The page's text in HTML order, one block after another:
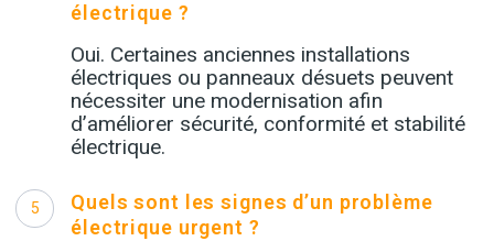
électrique ?
Oui. Certaines anciennes installations
électriques ou panneaux désuets peuvent
nécessiter une modernisation afin
d’améliorer sécurité, conformité et stabilité
électrique.
5
Quels sont les signes d’un problème
électrique urgent ?